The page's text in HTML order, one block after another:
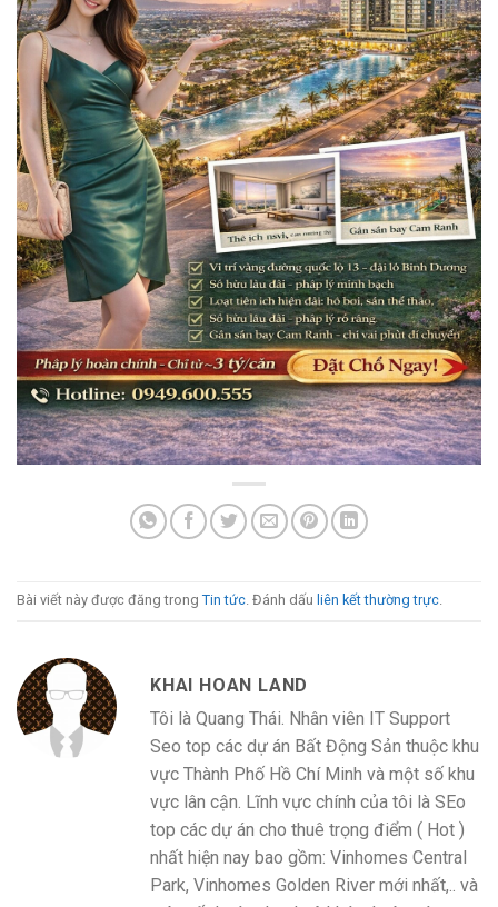
Bài viết này được đăng trong Tin tức. Đánh dấu liên kết thường trực.
KHAI HOAN LAND
Tôi là Quang Thái. Nhân viên IT Support
Seo top các dự án Bất Động Sản thuộc khu
vực Thành Phố Hồ Chí Minh và một số khu
vực lân cận. Lĩnh vực chính của tôi là SEo
top các dự án cho thuê trọng điểm ( Hot )
nhất hiện nay bao gồm: Vinhomes Central
Park, Vinhomes Golden River mới nhất,.. và